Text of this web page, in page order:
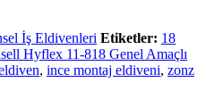
İş Eldivenleri Etiketler: 18
Hyflex 11-818 Genel Amaçlı
, ince montaj eldiveni, zonz